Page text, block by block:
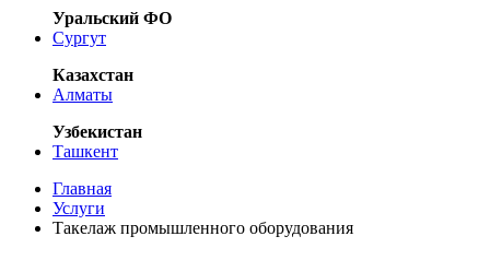
Уральский ФО
Сургут
Казахстан
Алматы
Узбекистан
Ташкент
Главная
Услуги
Такелаж промышленного оборудования